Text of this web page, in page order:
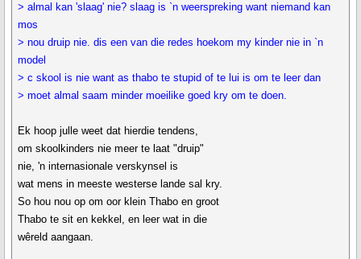
> almal kan 'slaag' nie? slaag is `n weerspreking want niemand kan
mos
> nou druip nie. dis een van die redes hoekom my kinder nie in `n
model
> c skool is nie want as thabo te stupid of te lui is om te leer dan
> moet almal saam minder moeilike goed kry om te doen.
Ek hoop julle weet dat hierdie tendens,
om skoolkinders nie meer te laat "druip"
nie, 'n internasionale verskynsel is
wat mens in meeste westerse lande sal kry.
So hou nou op om oor klein Thabo en groot
Thabo te sit en kekkel, en leer wat in die
wêreld aangaan.